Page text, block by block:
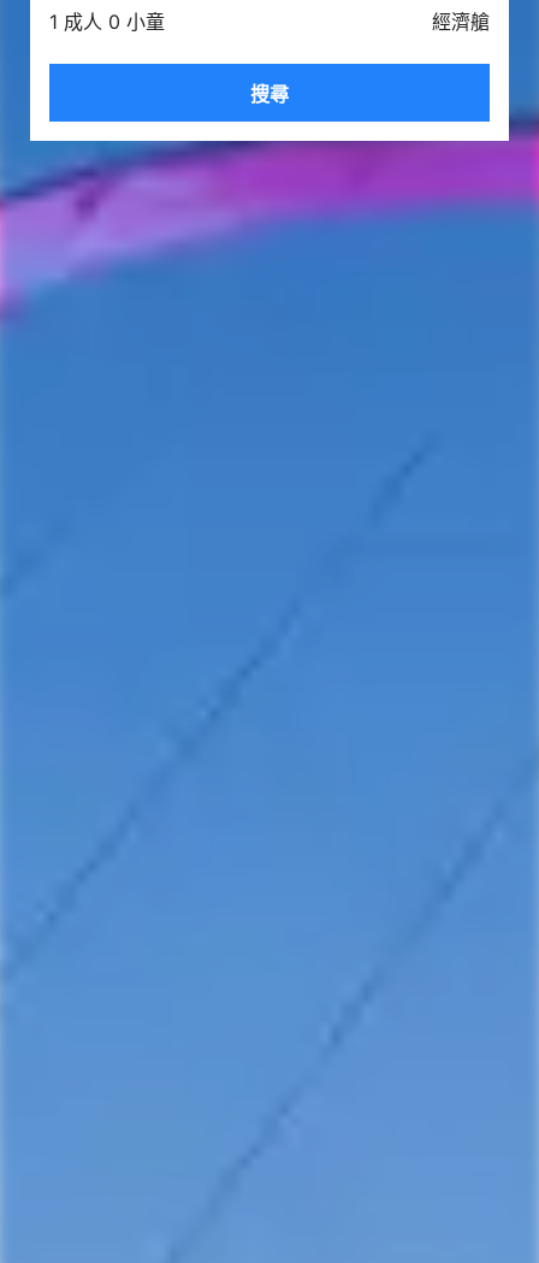
1 成人 0 小童 經濟艙
搜尋